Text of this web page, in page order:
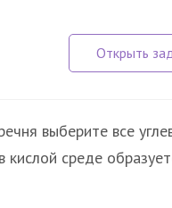
выберите все
среде